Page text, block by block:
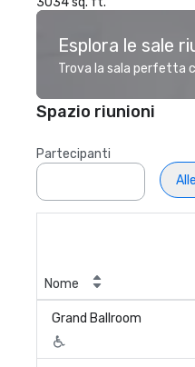
Esplora le sale
Trova la sala perfetta
Spazio riunioni
Partecipanti
Nome
Grand Ballroom